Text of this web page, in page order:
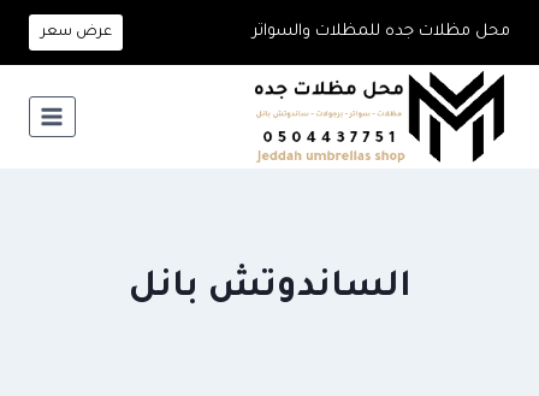
المحتوى
محل مظلات جده للمظلات والسواتر عرض سعر
الساندوتش بانل